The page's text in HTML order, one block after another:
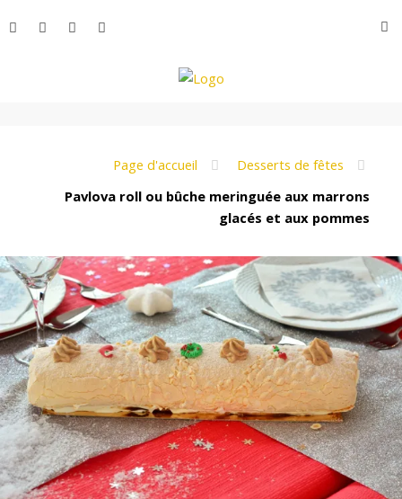
au
o
n
d
e
Page d'accueil
Desserts de fêtes
Pavlova roll ou bûche meringuée aux marrons
glacés et aux pommes